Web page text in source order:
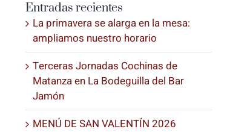
Entradas recientes
La primavera se alarga en la mesa:
ampliamos nuestro horario
Terceras Jornadas Cochinas de
Matanza en La Bodeguilla del Bar
Jamón
MENÚ DE SAN VALENTÍN 2026